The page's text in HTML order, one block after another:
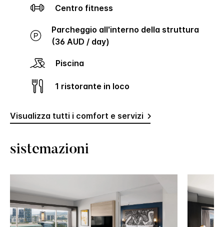
Centro fitness
Parcheggio all'interno della struttura
(36 AUD / day)
Piscina
1 ristorante in loco
Visualizza tutti i comfort e servizi
sistemazioni